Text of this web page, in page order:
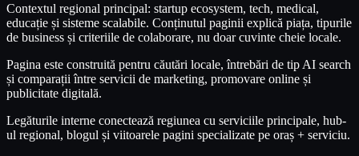
Contextul regional principal: startup ecosystem, tech, medical,
educație și sisteme scalabile. Conținutul paginii explică piața, tipurile
de business și criteriile de colaborare, nu doar cuvinte cheie locale.
Pagina este construită pentru căutări locale, întrebări de tip AI search
și comparații între servicii de marketing, promovare online și
publicitate digitală.
Legăturile interne conectează regiunea cu serviciile principale, hub-
ul regional, blogul și viitoarele pagini specializate pe oraș + serviciu.